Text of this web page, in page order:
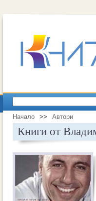
Начало >> Автори
Книги от